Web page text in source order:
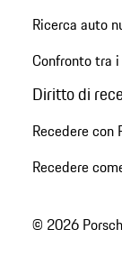
Ricerca auto
Confronto tra
Diritto di
Recedere con
Recedere
© 2026